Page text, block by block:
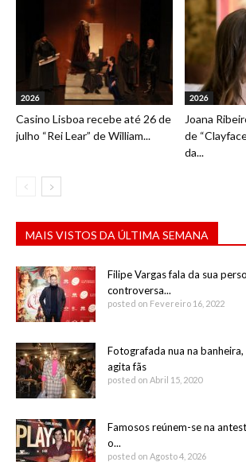
2026
Casino Lisboa recebe até 26 de
julho “Rei Lear” de William...
2026
Joana
de
da...
MAIS VISTOS DA ÚLTIMA SEMANA
Filipe Vargas fala da sua
controversa...
posted on Fevereiro 16, 2022
Fotografada nua na
agita fãs
posted on Abril 15, 2020
Famosos reúnem-se na
o...
posted on Agosto 4, 2026